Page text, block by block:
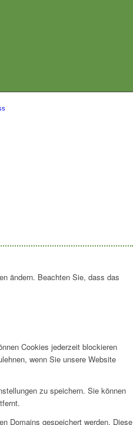
ändern. Beachten Sie, dass das
Cookies jederzeit blockieren
wenn Sie unsere Website
zu speichern. Sie können
Domains gespeichert werden. Diese